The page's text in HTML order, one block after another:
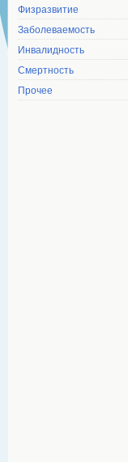
Физразвитие
Заболеваемость
Инвалидность
Смертность
Прочее